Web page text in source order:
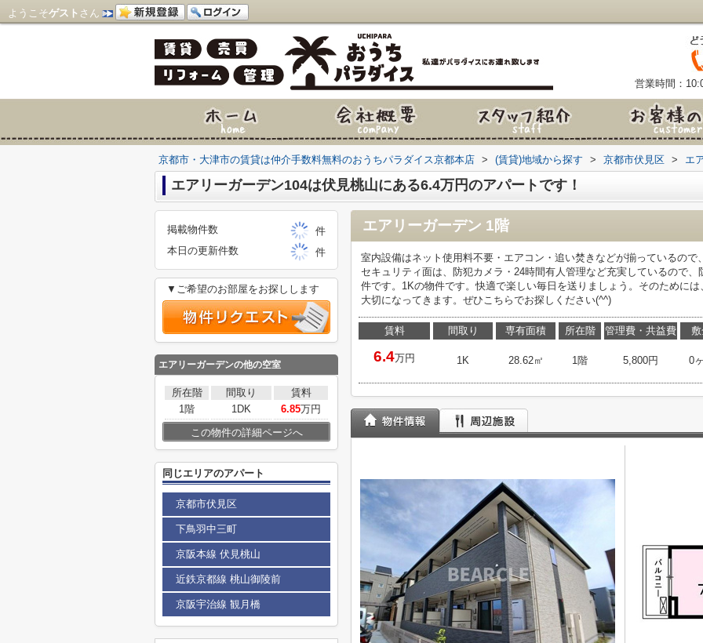
ようこそゲスト さん
営業時間：
京都市・大津市の賃貸は仲介手数料無料のおうちパラダイス京都本店 > (賃貸)地域から探す > 京都市伏見区 > エ
エアリーガーデン104は伏見桃山にある6.4万円のアパートです！
エアリーガーデン 1階
室内設備はネット使用料不要・エアコン・追い焚きなどが揃っているの
セキュリティ面は、防犯カメラ・24時間有人管理など充実しているので
件です。1Kの物件です。快適で楽しい毎日を送りましょう。そのために
大切になってきます。ぜひこちらでお探しください(^^)
賃料
6.4万円
間取り
1K
専有面積
28.62㎡
所在階
1階
管理費・共益費
5,800円 0
掲載物件数
件
本日の更新件数
件
▼ご希望のお部屋をお探しします
エアリーガーデンの他の空室
所在階 間取り
賃料
1階
1DK 6.85万円
この物件の詳細ページへ
同じエリアのアパート
京都市伏見区
下鳥羽中三町
京阪本線 伏見桃山
近鉄京都線 桃山御陵前
京阪宇治線 観月橋